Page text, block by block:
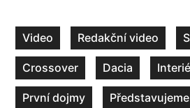
Video Redakční video
Crossover Dacia
První dojmy Představujeme